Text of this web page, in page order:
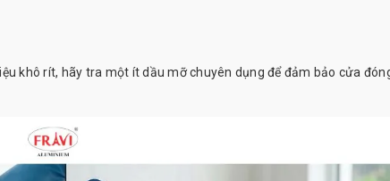
khô rít, hãy tra một ít dầu mỡ chuyên dụng để đảm bảo cửa